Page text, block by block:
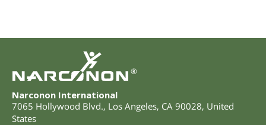
®
Narconon International
7065 Hollywood Blvd., Los Angeles, CA 90028, United
States